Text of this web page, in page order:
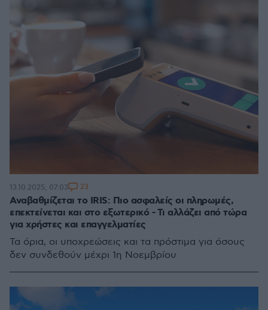
Αναβαθμίζεται το IRIS: Πιο ασφαλείς οι πληρωμές,
επεκτείνεται και στο εξωτερικό - Τι αλλάζει από τώρα
για χρήστες και επαγγελματίες
Τα όρια, οι υποχρεώσεις και τα πρόστιμα για όσους
δεν συνδεθούν μέχρι 1η Νοεμβρίου
13.10.2025, 07:03 23